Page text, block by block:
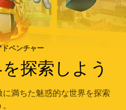
ベンチャー
探索しよう
満ちた魅惑的な世界を探索